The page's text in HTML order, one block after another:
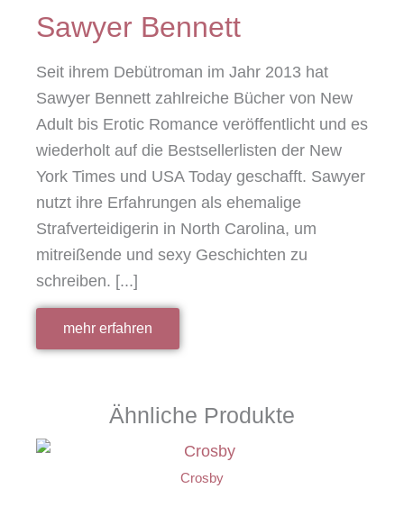
Sawyer Bennett
Seit ihrem Debütroman im Jahr 2013 hat
Sawyer Bennett zahlreiche Bücher von New
Adult bis Erotic Romance veröffentlicht und es
wiederholt auf die Bestsellerlisten der New
York Times und USA Today geschafft. Sawyer
nutzt ihre Erfahrungen als ehemalige
Strafverteidigerin in North Carolina, um
mitreißende und sexy Geschichten zu
schreiben. [...]
mehr erfahren
Ähnliche Produkte
Crosby